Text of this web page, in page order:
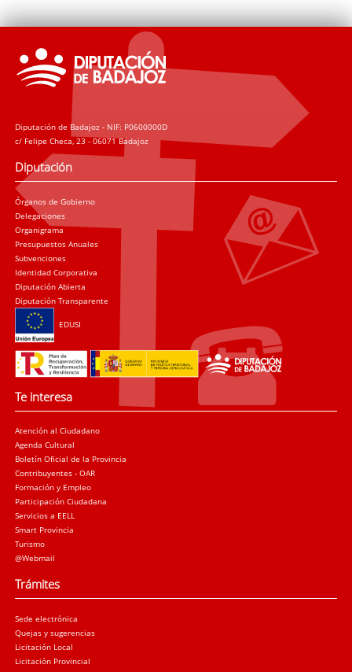
Diputación de Badajoz - NIF: P0600000D
c/ Felipe Checa, 23 - 06071 Badajoz
Diputación
Órganos de Gobierno
Delegaciones
Organigrama
Presupuestos Anuales
Subvenciones
Identidad Corporativa
Diputación Abierta
Diputación Transparente
EDUSI
Te interesa
Atención al Ciudadano
Agenda Cultural
Boletín Oficial de la Provincia
Contribuyentes - OAR
Formación y Empleo
Participación Ciudadana
Servicios a EELL
Smart Provincia
Turismo
@Webmail
Trámites
Sede electrónica
Quejas y sugerencias
Licitación Local
Licitación Provincial